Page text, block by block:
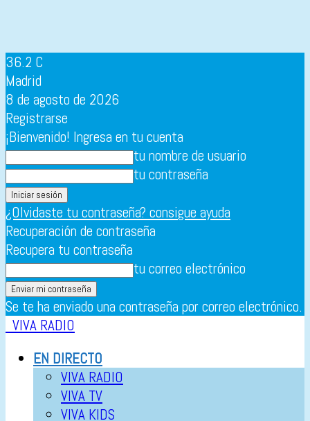
36.2 C
Madrid
8 de agosto de 2026
Registrarse
¡Bienvenido! Ingresa en tu cuenta
tu nombre de usuario
tu contraseña
¿Olvidaste tu contraseña? consigue ayuda
Recuperación de contraseña
Recupera tu contraseña
tu correo electrónico
Se te ha enviado una contraseña por correo electrónico.
VIVA RADIO
EN DIRECTO
VIVA RADIO
VIVA TV
VIVA KIDS